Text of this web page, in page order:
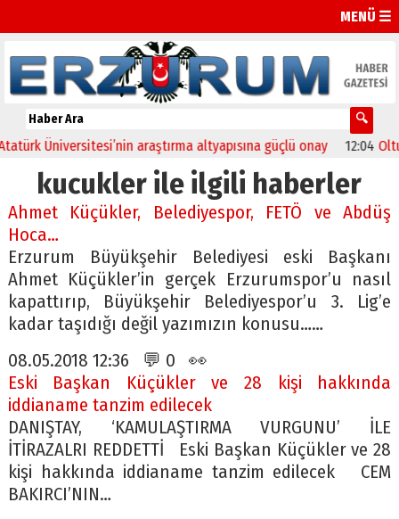
MENÜ ☰
Üniversitesi’nin araştırma altyapısına güçlü onay 12:04 Oltu’da
kucukler ile ilgili haberler
Ahmet Küçükler, Belediyespor, FETÖ ve Abdüş
Hoca…
Erzurum Büyükşehir Belediyesi eski Başkanı
Ahmet Küçükler’in gerçek Erzurumspor’u nasıl
kapattırıp, Büyükşehir Belediyespor’u 3. Lig’e
kadar taşıdığı değil yazımızın konusu……
08.05.2018 12:36 💬 0 👀
Eski Başkan Küçükler ve 28 kişi hakkında
iddianame tanzim edilecek
DANIŞTAY, ‘KAMULAŞTIRMA VURGUNU’ İLE
İTİRAZALRI REDDETTİ Eski Başkan Küçükler ve 28
kişi hakkında iddianame tanzim edilecek CEM
BAKIRCI’NIN…